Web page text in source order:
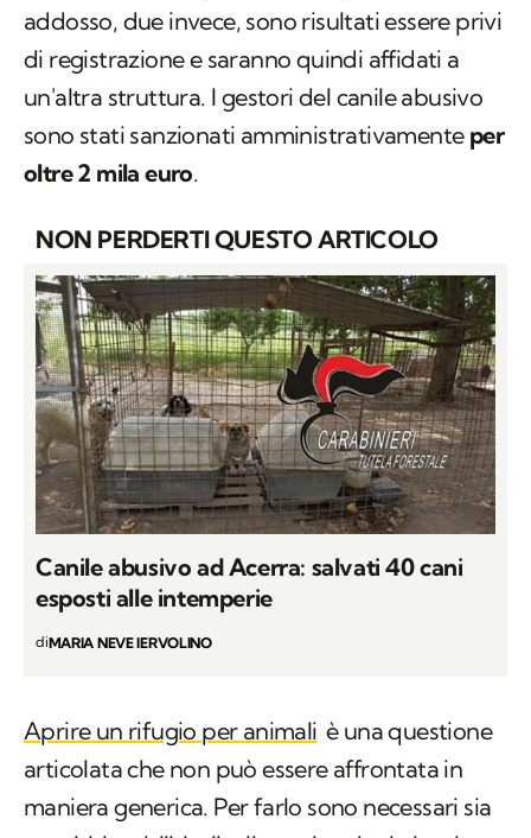
addosso, due invece, sono risultati essere privi
di registrazione e saranno quindi affidati a
un'altra struttura. I gestori del canile abusivo
sono stati sanzionati amministrativamente per
oltre 2 mila euro.
NON PERDERTI QUESTO ARTICOLO
Canile abusivo ad Acerra: salvati 40 cani
esposti alle intemperie
diMARIA NEVE IERVOLINO
Aprire un rifugio per animali è una questione
articolata che non può essere affrontata in
maniera generica. Per farlo sono necessari sia